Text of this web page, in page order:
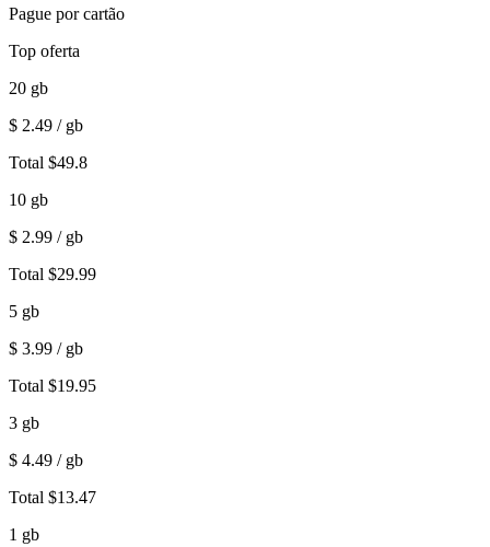
Pague por cartão
Top oferta
20 gb
$ 2.49 / gb
Total $49.8
10 gb
$ 2.99 / gb
Total $29.99
5 gb
$ 3.99 / gb
Total $19.95
3 gb
$ 4.49 / gb
Total $13.47
1 gb